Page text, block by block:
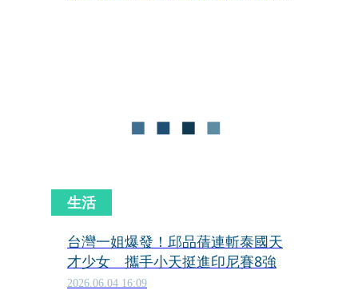
生活
台灣一姐爆發！邱品蒨連斬泰國天
才少女 攜手小天挺進印尼賽8強
2026.06.04 16:09